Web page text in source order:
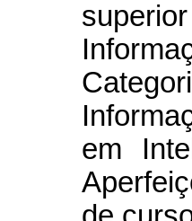
em